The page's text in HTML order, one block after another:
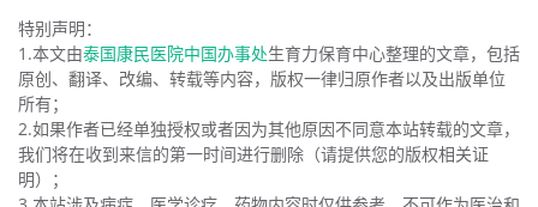
特别声明：
1.本文由泰国康民医院中国办事处生育力保育中心整理的文章，包括
原创、翻译、改编、转载等内容，版权一律归原作者以及出版单位
所有；
2.如果作者已经单独授权或者因为其他原因不同意本站转载的文章，
我们将在收到来信的第一时间进行删除（请提供您的版权相关证
明）；